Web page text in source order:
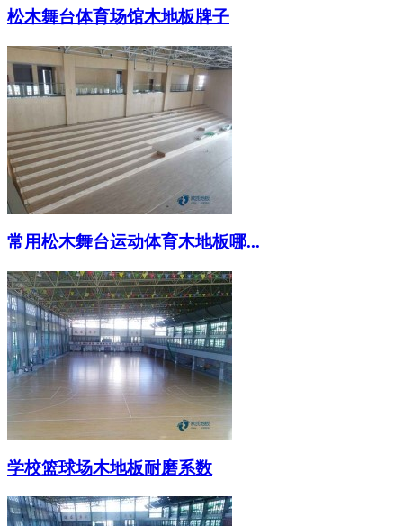
松木舞台体育场馆木地板牌子
常用松木舞台运动体育木地板哪...
学校篮球场木地板耐磨系数